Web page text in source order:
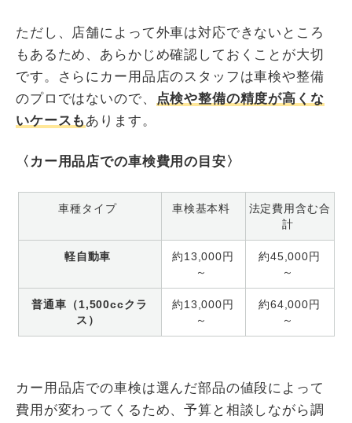
ただし、店舗によって外車は対応できないところ
もあるため、あらかじめ確認しておくことが大切
です。さらにカー用品店のスタッフは車検や整備
のプロではないので、
点検や整備の精度が高くな
いケースも あります。
〈カー用品店での車検費用の目安〉
車種タイプ 車検基本料
法定費用含む合
計
軽自動車
約13,000円
～
約45,000円
～
普通車（1,500ccクラ
ス）
約13,000円
～
約64,000円
～
カー用品店での車検は選んだ部品の値段によって
費用が変わってくるため、予算と相談しながら調